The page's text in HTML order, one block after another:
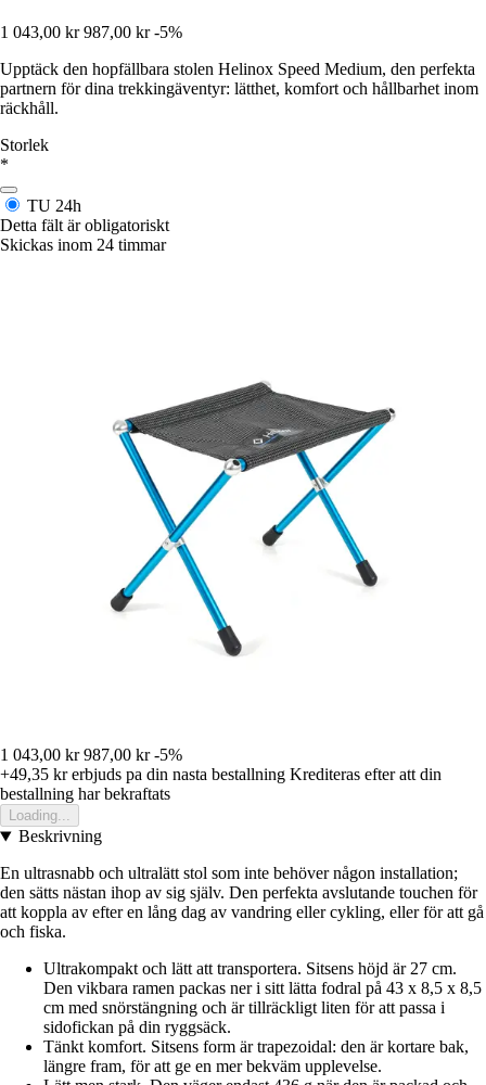
1 043,00 kr 987,00 kr -5%
Upptäck den hopfällbara stolen Helinox Speed Medium, den perfekta
partnern för dina trekkingäventyr: lätthet, komfort och hållbarhet inom
räckhåll.
Storlek
*
TU 24h
Detta fält är obligatoriskt
Skickas inom 24 timmar
1 043,00 kr 987,00 kr -5%
+49,35 krerbjuds pa din nasta bestallning Krediteras efter att din
bestallning har bekraftats
Loading...
Beskrivning
En ultrasnabb och ultralätt stol som inte behöver någon installation;
den sätts nästan ihop av sig själv. Den perfekta avslutande touchen för
att koppla av efter en lång dag av vandring eller cykling, eller för att gå
och fiska.
Ultrakompakt och lätt att transportera. Sitsens höjd är 27 cm.
Den vikbara ramen packas ner i sitt lätta fodral på 43 x 8,5 x 8,5
cm med snörstängning och är tillräckligt liten för att passa i
sidofickan på din ryggsäck.
Tänkt komfort. Sitsens form är trapezoidal: den är kortare bak,
längre fram, för att ge en mer bekväm upplevelse.